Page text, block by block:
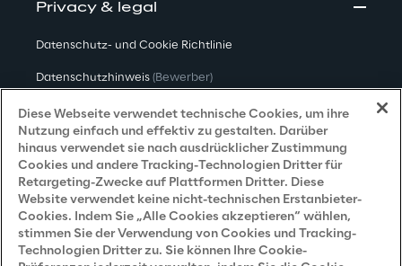
Privacy & legal
Datenschutz- und Cookie Richtlinie
Datenschutzhinweis (Bewerber)
Datenschutzhinweis(Kunden)
Datenschutzhinweis (Dienstleister)
Datenschutzhinweis (Marketing)
Accessibility Statement
Diese Webseite verwendet technische Cookies, um ihre
Nutzung einfach und effektiv zu gestalten. Darüber
hinaus verwendet sie nach ausdrücklicher Zustimmung
Cookies und andere Tracking-Technologien Dritter für
Retargeting-Zwecke auf Plattformen Dritter. Diese
Website verwendet keine nicht-technischen Erstanbieter-
Cookies. Indem Sie „Alle Cookies akzeptieren“ wählen,
stimmen Sie der Verwendung von Cookies und Tracking-
Technologien Dritter zu. Sie können Ihre Cookie-